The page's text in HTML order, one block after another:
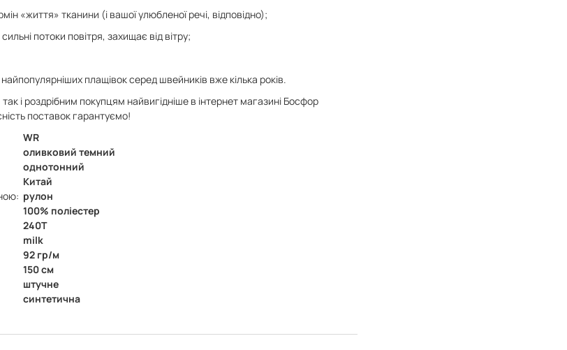
«життя» тканини (і вашої улюбленої речі, відповідно);
потоки повітря, захищає від вітру;
плащівок серед швейників вже кілька років.
і роздрібним покупцям найвигідніше в інтернет магазині Босфор
поставок гарантуємо!
WR
оливковий темний
однотонний
Китай
рулон
100% поліестер
240Т
milk
92 гр/м
150 см
штучне
синтетична